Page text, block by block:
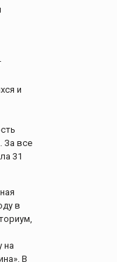
и
За все
31
в
на
В